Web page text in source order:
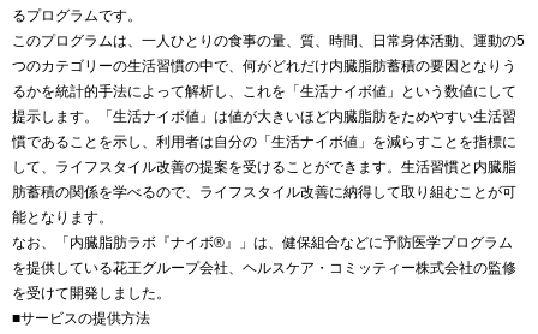
るプログラムです。
このプログラムは、一人ひとりの食事の量、質、時間、日常身体活動、運動の5
つのカテゴリーの生活習慣の中で、何がどれだけ内臓脂肪蓄積の要因となりう
るかを統計的手法によって解析し、これを「生活ナイボ値」という数値にして
提示します。「生活ナイボ値」は値が大きいほど内臓脂肪をためやすい生活習
慣であることを示し、利用者は自分の「生活ナイボ値」を減らすことを指標に
して、ライフスタイル改善の提案を受けることができます。生活習慣と内臓脂
肪蓄積の関係を学べるので、ライフスタイル改善に納得して取り組むことが可
能となります。
なお、「内臓脂肪ラボ『ナイボ®』」は、健保組合などに予防医学プログラム
を提供している花王グループ会社、ヘルスケア・コミッティー株式会社の監修
を受けて開発しました。
■サービスの提供方法